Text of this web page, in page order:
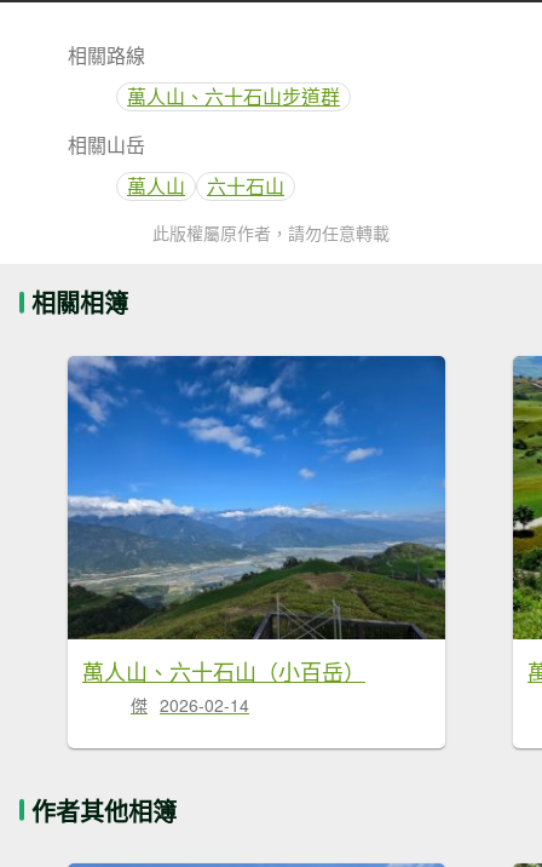
相關路線
萬人山、六十石山步道群
相關山岳
萬人山
六十石山
此版權屬原作者，請勿任意轉載
相關相簿
萬人山、六十石山（小百岳）
傑 2026-02-14
作者其他相簿